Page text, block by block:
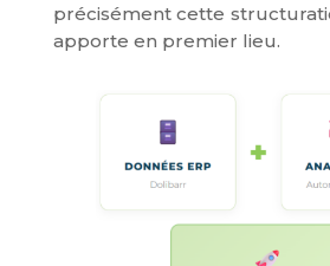
précisément cette
apporte en premier lieu.